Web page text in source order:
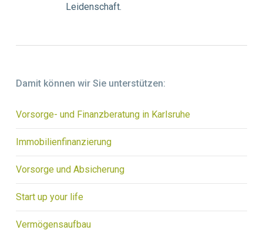
Leidenschaft.
Damit können wir Sie unterstützen:
Vorsorge- und Finanzberatung in Karlsruhe
Immobilienfinanzierung
Vorsorge und Absicherung
Start up your life
Vermögensaufbau